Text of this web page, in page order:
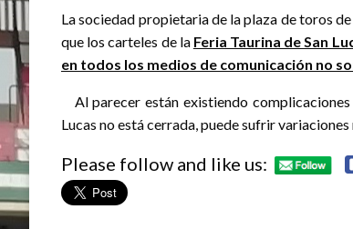
La sociedad propietaria de la plaza de toros
que los carteles de la Feria Taurina de San
en todos los medios de comunicación no
Al parecer están existiendo
Lucas no está cerrada, puede sufrir
Please follow and like us: